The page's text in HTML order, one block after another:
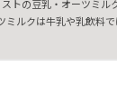
トの豆乳・オーツミル
ルクは牛乳や乳飲料で